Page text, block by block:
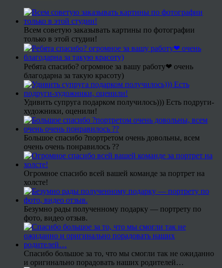
Всем советую заказывать картины по фотографии
только в этой студии!
Ребята спасибо? огромное за вашу работу❤ очень
благодарна за такую красоту)
Удивить супруга подарком получилось))) Есть подруги-
художники, оценили!
Большое спасибо ?портретом очень довольны, всем
очень очень понравилось ??
Огромное спасибо всей вашей команде за портрет на
холсте!
Безумно рады полученному подарку — портрету по
фото, видео отзыв.
Спасибо большое за то, что мы смогли так не ожиданно
и оригинально порадовать наших родителей…